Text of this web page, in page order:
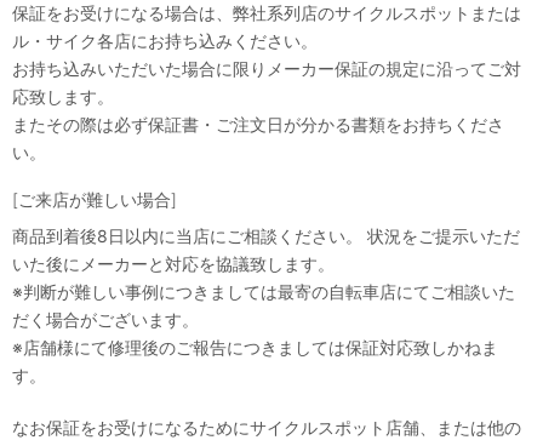
保証をお受けになる場合は、弊社系列店のサイクルスポットまたは
ル・サイク各店にお持ち込みください。
お持ち込みいただいた場合に限りメーカー保証の規定に沿ってご対
応致します。
またその際は必ず保証書・ご注文日が分かる書類をお持ちくださ
い。
[ご来店が難しい場合]
商品到着後8日以内に当店にご相談ください。 状況をご提示いただ
いた後にメーカーと対応を協議致します。
※判断が難しい事例につきましては最寄の自転車店にてご相談いた
だく場合がございます。
※店舗様にて修理後のご報告につきましては保証対応致しかねま
す。
なお保証をお受けになるためにサイクルスポット店舗、または他の